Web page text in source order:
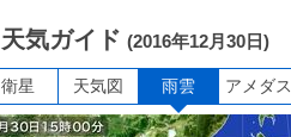
天気ガイド (2016年12月30日)
衛星 天気図 雨雲 アメダス